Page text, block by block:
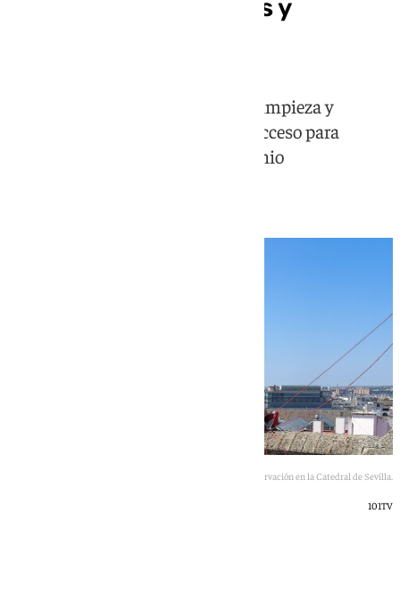
cubiertas, arbotantes y
Las labores incluyen la revisión, limpieza y
conservación en zonas de difícil acceso para
reforzar la protección del patrimonio
Trabajos de conservación en la Catedral de Sevilla.
101TV